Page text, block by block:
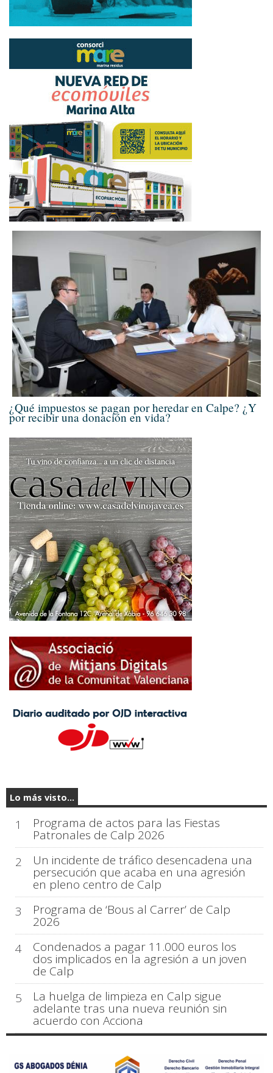
¿Qué impuestos se pagan por heredar en Calpe? ¿Y
por recibir una donación en vida?
Lo más visto...
1 Programa de actos para las Fiestas
Patronales de Calp 2026
2
Un incidente de tráfico desencadena una
persecución que acaba en una agresión
en pleno centro de Calp
3
Programa de ‘Bous al Carrer’ de Calp
2026
4
Condenados a pagar 11.000 euros los
dos implicados en la agresión a un joven
de Calp
5
La huelga de limpieza en Calp sigue
adelante tras una nueva reunión sin
acuerdo con Acciona